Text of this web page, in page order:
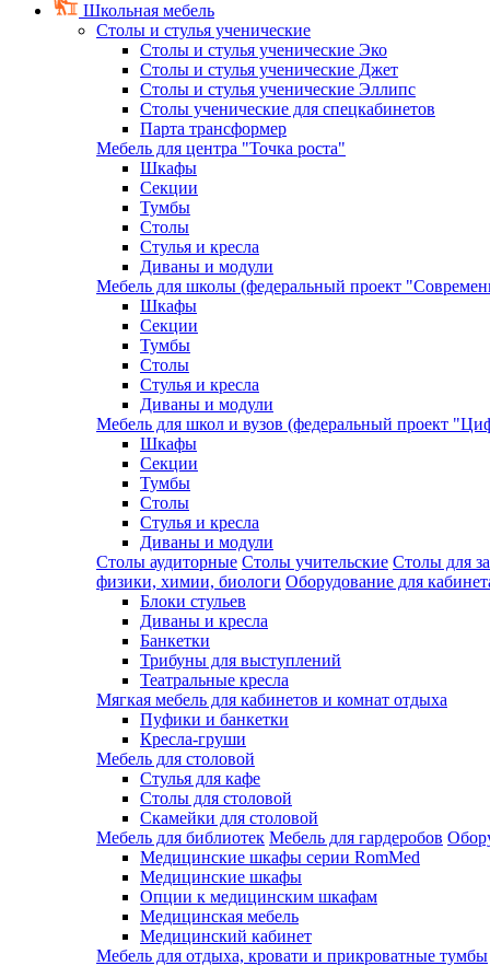
Школьная мебель
Столы и стулья ученические
Столы и стулья ученические Эко
Столы и стулья ученические Джет
Столы и стулья ученические Эллипс
Столы ученические для спецкабинетов
Парта трансформер
Мебель для центра "Точка роста"
Шкафы
Секции
Тумбы
Столы
Стулья и кресла
Диваны и модули
Мебель для школы (федеральный проект
Шкафы
Секции
Тумбы
Столы
Стулья и кресла
Диваны и модули
Мебель для школ и вузов (федеральный проект
Шкафы
Секции
Тумбы
Столы
Стулья и кресла
Диваны и модули
Столы аудиторные Столы учительские Столы для
физики, химии, биологи Оборудование для
Блоки стульев
Диваны и кресла
Банкетки
Трибуны для выступлений
Театральные кресла
Мягкая мебель для кабинетов и комнат отдыха
Пуфики и банкетки
Кресла-груши
Мебель для столовой
Cтулья для кафе
Cтолы для столовой
Скамейки для столовой
Мебель для библиотек Мебель для гардеробов
Медицинские шкафы серии RomMed
Медицинские шкафы
Опции к медицинским шкафам
Медицинская мебель
Медицинский кабинет
Мебель для отдыха, кровати и прикроватные тумбы